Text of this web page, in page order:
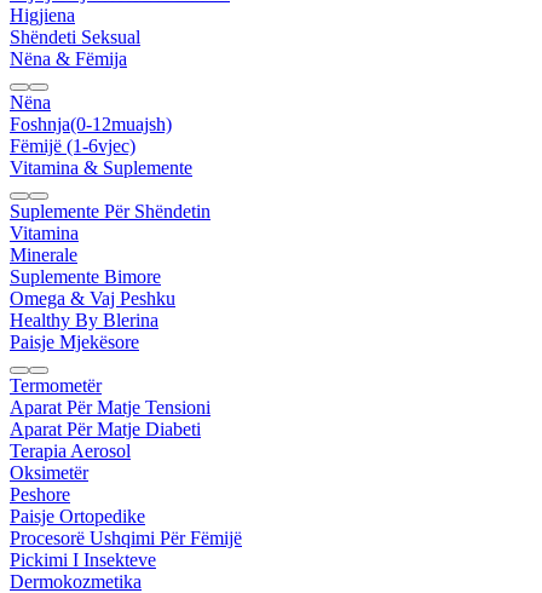
Higjiena
Shëndeti Seksual
Nëna & Fëmija
Nëna
Foshnja(0-12muajsh)
Fëmijë (1-6vjec)
Vitamina & Suplemente
Suplemente Për Shëndetin
Vitamina
Minerale
Suplemente Bimore
Omega & Vaj Peshku
Healthy By Blerina
Paisje Mjekësore
Termometër
Aparat Për Matje Tensioni
Aparat Për Matje Diabeti
Terapia Aerosol
Oksimetër
Peshore
Paisje Ortopedike
Procesorë Ushqimi Për Fëmijë
Pickimi I Insekteve
Dermokozmetika